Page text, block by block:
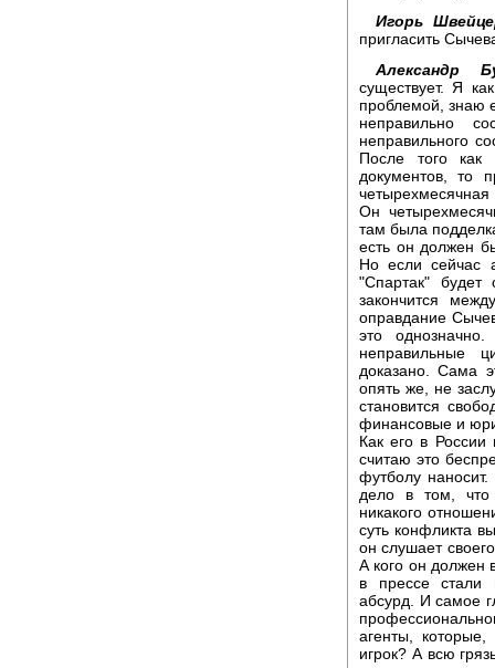
Игорь
пригласить
Александр
существует. Я
проблемой, знаю
неправильно
неправильного
После того как
документов, то
Он
там была
есть он должен
Но если сейчас
"Спартак" будет
закончится
оправдание
это
неправильные
доказано. Сама
опять же, не
становится
финансовые и
Как его в
считаю это
футболу
дело в том, что
никакого
суть конфликта
он слушает
А кого он должен
в прессе стали
абсурд. И самое
агенты,
игрок? А всю